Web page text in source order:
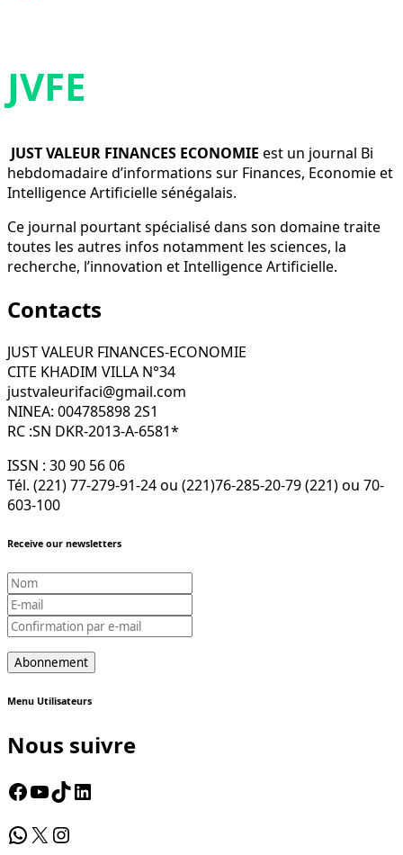
JVFE
JUST VALEUR FINANCES ECONOMIE est un journal Bi
hebdomadaire d’informations sur Finances, Economie et
Intelligence Artificielle sénégalais.
Ce journal pourtant spécialisé dans son domaine traite
toutes les autres infos notamment les sciences, la
recherche, l’innovation et Intelligence Artificielle.
Contacts
JUST VALEUR FINANCES-ECONOMIE
CITE KHADIM VILLA N°34
justvaleurifaci@gmail.com
NINEA: 004785898 2S1
RC :SN DKR-2013-A-6581*
ISSN : 30 90 56 06
Tél. (221) 77-279-91-24 ou (221)76-285-20-79 (221) ou 70-
603-100
Receive our newsletters
Menu Utilisateurs
Nous suivre
Facebook
YouTube
TikTokLinkedIn
WhatsApp
X Instagram